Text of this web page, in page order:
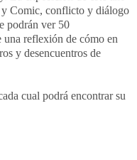
y Comic, conflicto y diálogo
podrán ver 50
una reflexión de cómo en
y desencuentros de
cual podrá encontrar su